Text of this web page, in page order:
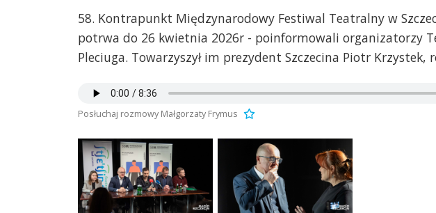
58. Kontrapunkt Międzynarodowy Festiwal Teatralny w
potrwa do 26 kwietnia 2026r - poinformowali organizatorzy
Pleciuga. Towarzyszył im prezydent Szczecina Piotr Krzystek,
Posłuchaj rozmowy Małgorzaty Frymus